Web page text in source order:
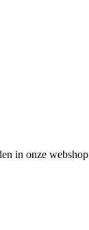
in onze webshop